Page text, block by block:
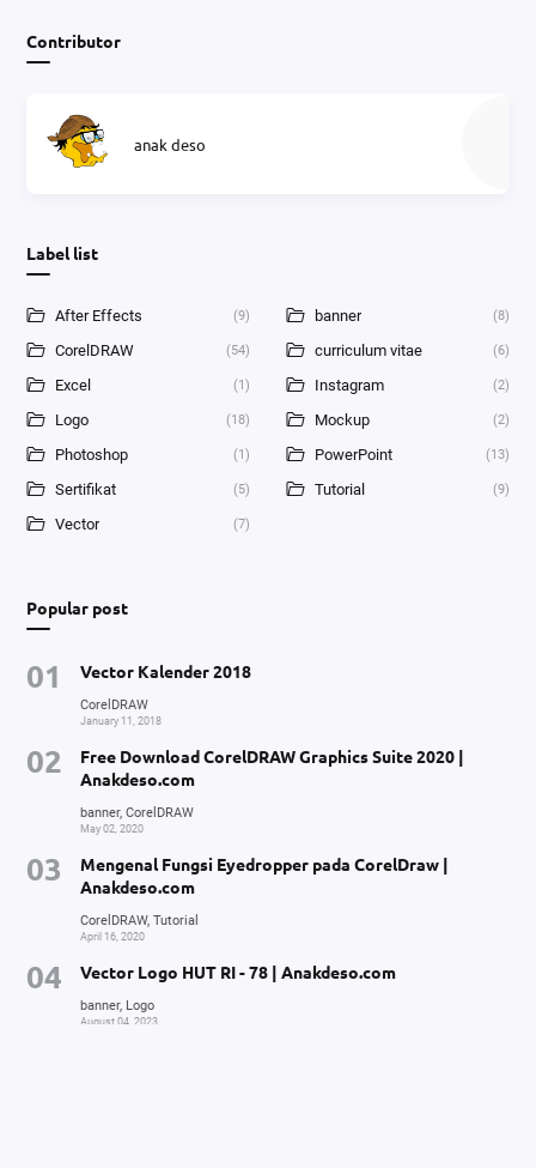
Contributor
anak deso
Label list
After Effects (9) banner (8)
CorelDRAW (54) curriculum vitae (6)
Excel (1) Instagram (2)
Logo (18) Mockup (2)
Photoshop (1) PowerPoint (13)
Sertifikat (5) Tutorial (9)
Vector (7)
Popular post
Vector Kalender 2018
CorelDRAW
January 11, 2018
Free Download CorelDRAW Graphics Suite 2020 |
Anakdeso.com
banner CorelDRAW
May 02, 2020
Mengenal Fungsi Eyedropper pada CorelDraw |
Anakdeso.com
CorelDRAW Tutorial
April 16, 2020
Vector Logo HUT RI - 78 | Anakdeso.com
banner Logo
August 04, 2023